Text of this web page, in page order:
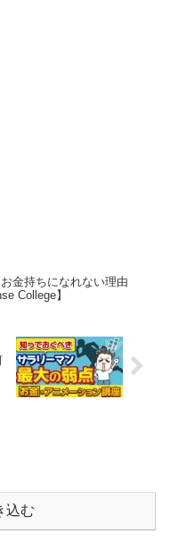
金持ちになれない理由
College】
込む